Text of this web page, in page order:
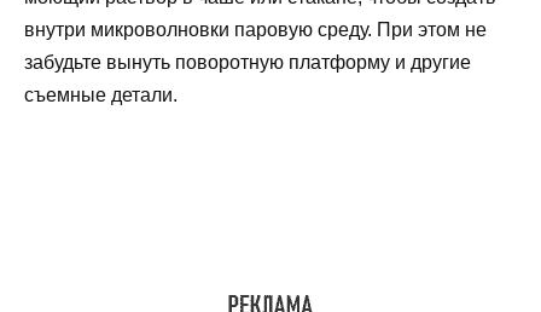
внутри микроволновки паровую среду. При этом не
забудьте вынуть поворотную платформу и другие
съемные детали.